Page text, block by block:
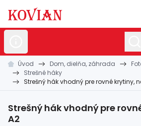
Nerezovépolotovary
Hliníkovépolotovary
Kovanépolotovary
Úvod Dom, dielňa, záhrada
Strešné háky
Strešný hák vhodný pre rovné krytiny,
Strešný hák vhodný pre
A2